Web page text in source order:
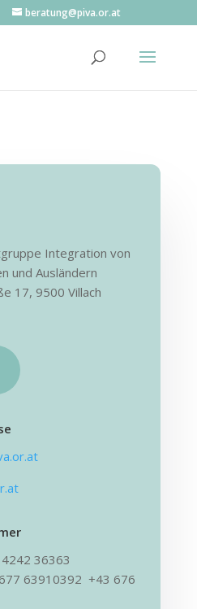
beratung@piva.or.at
Integration von
und Ausländern
17, 9500 Villach
36363
677 63910392 +43 676